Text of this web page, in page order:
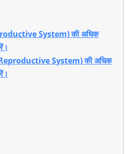
System) की अधिक
System) की अधिक